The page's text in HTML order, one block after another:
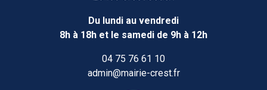
Du lundi au vendredi
8h à 18h et le samedi de 9h à 12h
04 75 76 61 10
admin@mairie-crest.fr